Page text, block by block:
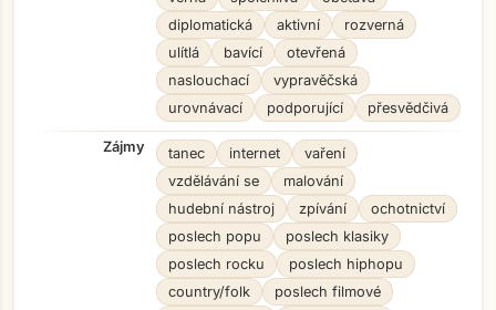
diplomatická
aktivní
rozverná
ulítlá
bavící
otevřená
naslouchací
vypravěčská
urovnávací
podporující přesvědčivá
Zájmy tanec internet
vaření
vzdělávání se
malování
hudební nástroj
zpívání
ochotnictví
poslech popu
poslech klasiky
poslech rocku
poslech hiphopu
country/folk
poslech filmové